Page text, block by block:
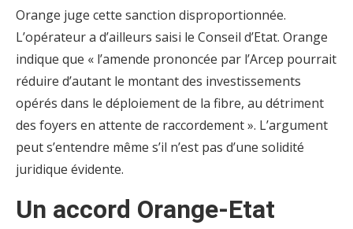
Orange juge cette sanction disproportionnée.
L’opérateur a d’ailleurs saisi le Conseil d’Etat. Orange
indique que « l’amende prononcée par l’Arcep pourrait
réduire d’autant le montant des investissements
opérés dans le déploiement de la fibre, au détriment
des foyers en attente de raccordement ». L’argument
peut s’entendre même s’il n’est pas d’une solidité
juridique évidente.
Un accord Orange-Etat